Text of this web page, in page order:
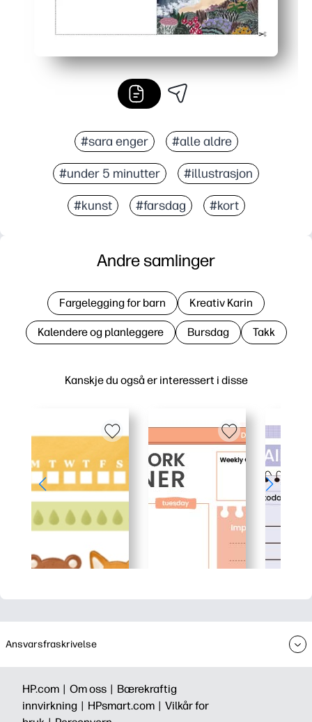
#sara enger #alle aldre
#under 5 minutter #illustrasjon
#kunst #farsdag #kort
Kanskje du også er interessert i disse
Andre samlinger
Fargelegging for barn Kreativ Karin
Kalendere og planleggere Bursdag Takk
Ansvarsfraskrivelse
HP.com | Om oss | Bærekraftig
innvirkning | HPsmart.com | Vilkår for